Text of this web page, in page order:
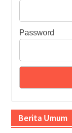
Password
Berita Umum